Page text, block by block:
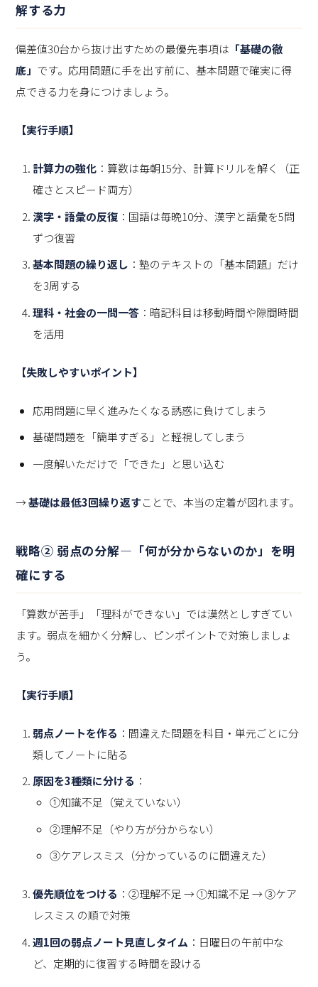
解する力
偏差値30台から抜け出すための最優先事項は 「基礎の徹
底」 です。応用問題に手を出す前に、基本問題で確実に得
点できる力を身につけましょう。
【実行手順】
計算力の強化 ：算数は毎朝15分、計算ドリルを解く（正
確さとスピード両方）
漢字・語彙の反復 ：国語は毎晩10分、漢字と語彙を5問
ずつ復習
基本問題の繰り返し ：塾のテキストの「基本問題」だけ
を3周する
理科・社会の一問一答 ：暗記科目は移動時間や隙間時間
を活用
【失敗しやすいポイント】
応用問題に早く進みたくなる誘惑に負けてしまう
基礎問題を「簡単すぎる」と軽視してしまう
一度解いただけで「できた」と思い込む
→基礎は最低3回繰り返すことで、本当の定着が図れます。
戦略② 弱点の分解—「何が分からないのか」を明
確にする
「算数が苦手」「理科ができない」では漠然としすぎてい
ます。弱点を細かく分解し、ピンポイントで対策しましょ
う。
【実行手順】
弱点ノートを作る ：間違えた問題を科目・単元ごとに分
類してノートに貼る
原因を3種類に分ける ：
①知識不足（覚えていない）
②理解不足（やり方が分からない）
③ケアレスミス（分かっているのに間違えた）
優先順位をつける ：②理解不足 → ①知識不足 → ③ケア
レスミス の順で対策
週1回の弱点ノート見直しタイム ：日曜日の午前中な
ど、定期的に復習する時間を設ける